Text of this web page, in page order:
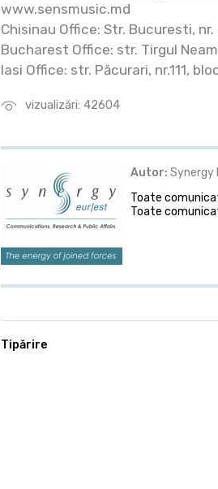
vizualizări: 42604
www.sensmusic.md
Chisinau Office: Str. Bucuresti, nr.
Bucharest Office: str. Tirgul
Iasi Office: str. Păcurari, nr.111,
Autor: Synergy
Toate
Toate
Tipărire